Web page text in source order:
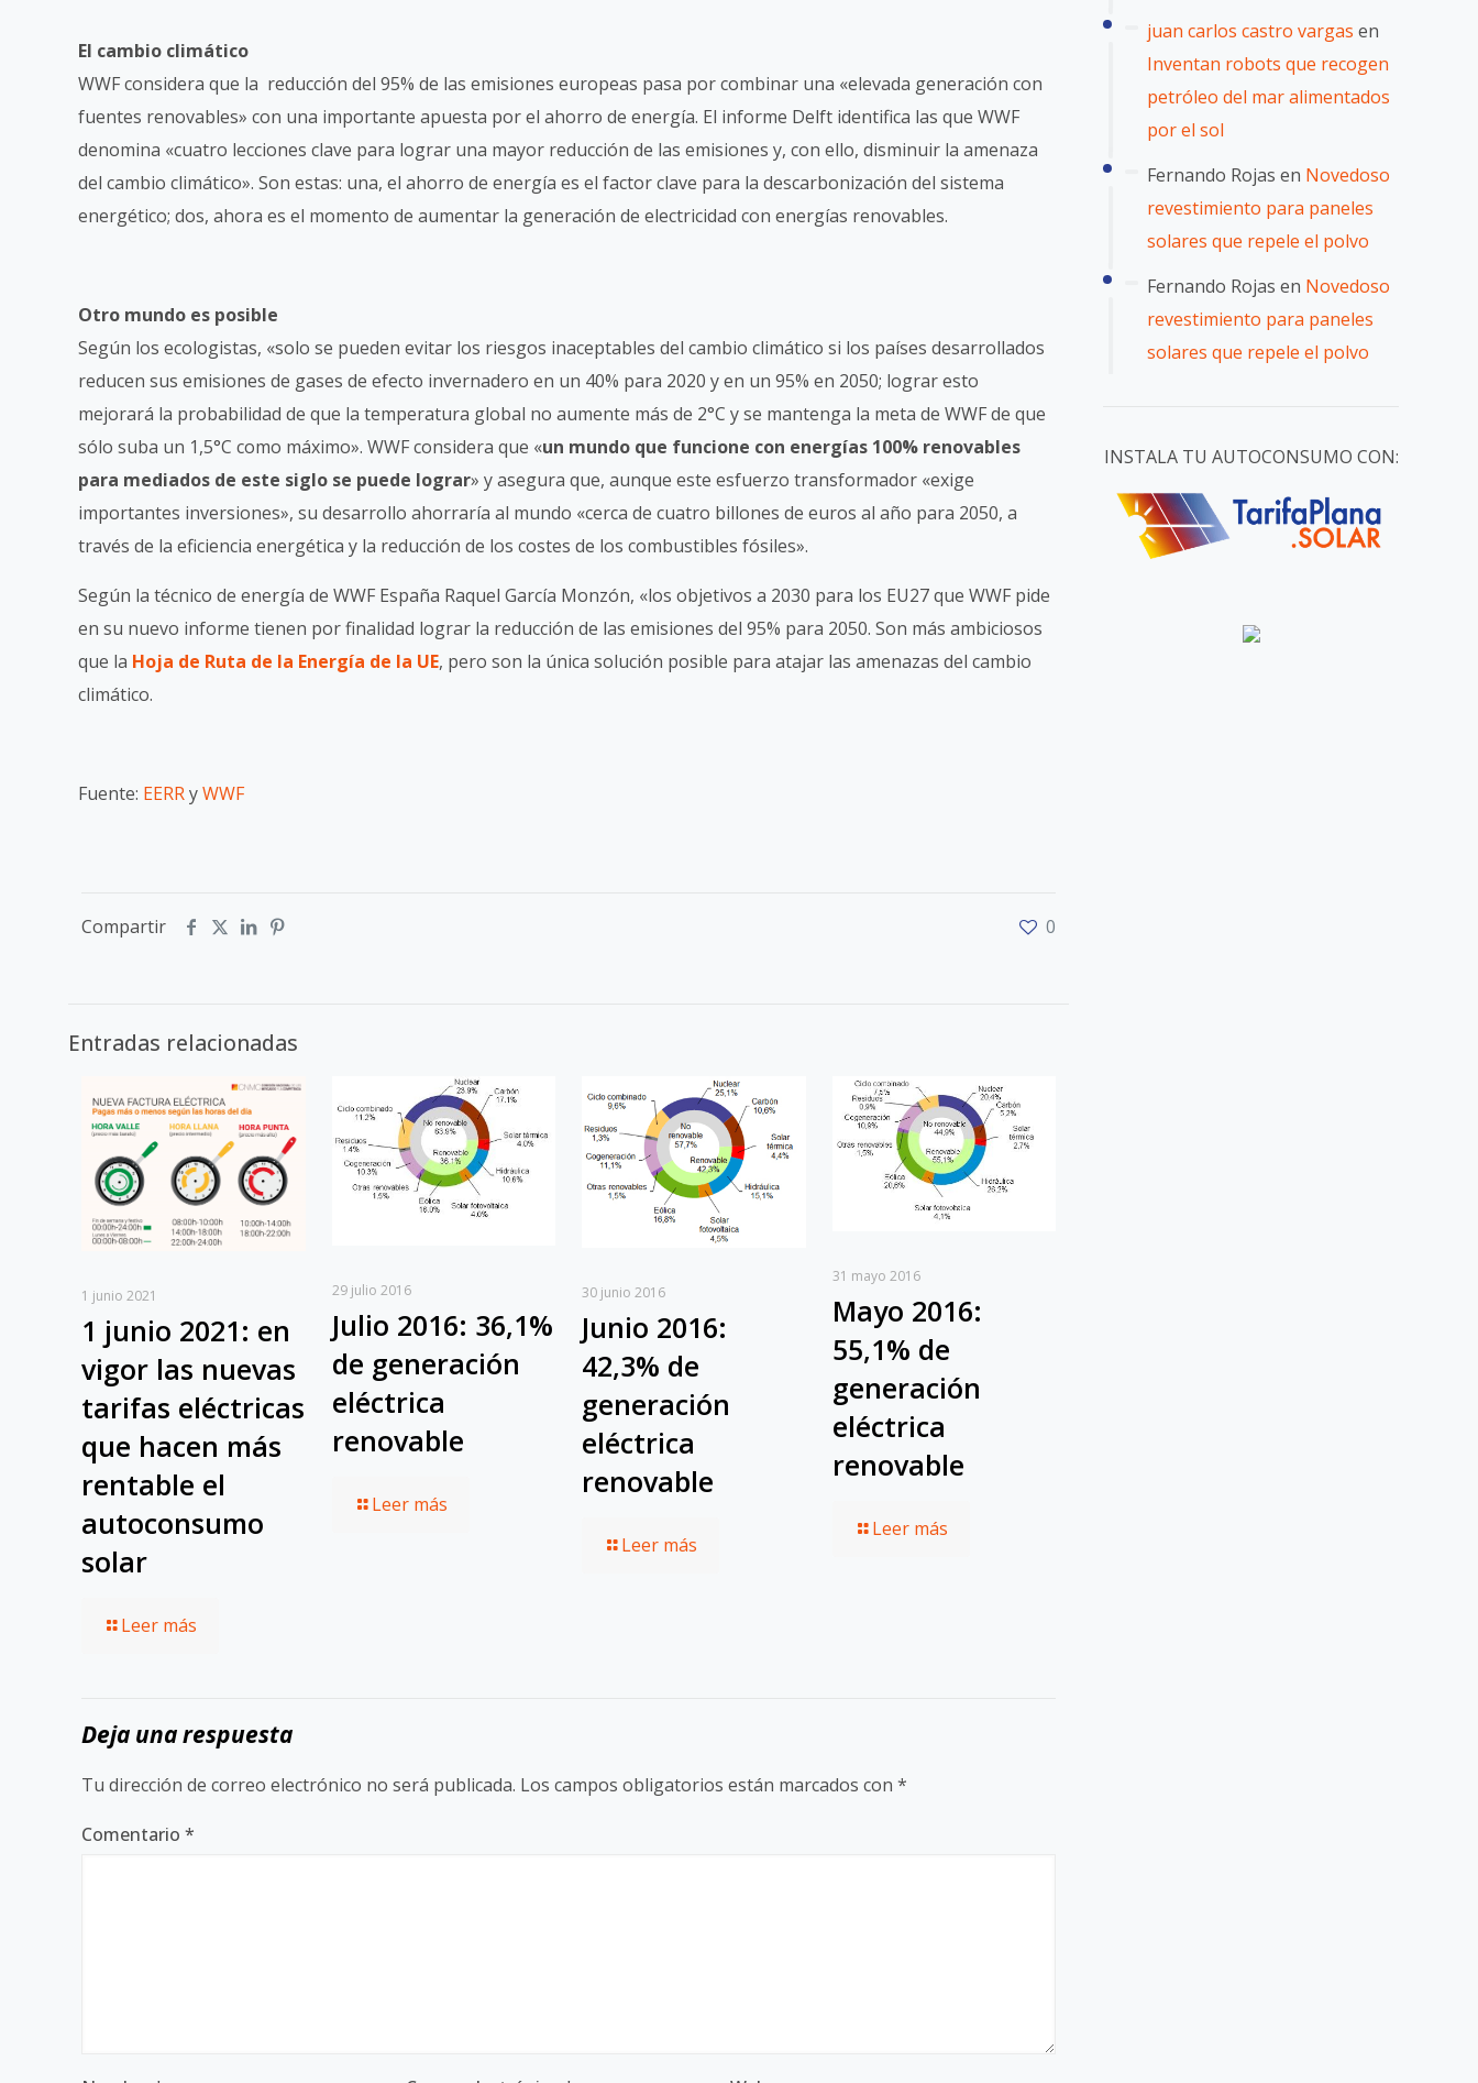
El cambio climático
WWF considera que la reducción del 95% de las emisiones europeas pasa por combinar una «elevada generación con
fuentes renovables» con una importante apuesta por el ahorro de energía. El informe Delft identifica las que WWF
denomina «cuatro lecciones clave para lograr una mayor reducción de las emisiones y, con ello, disminuir la amenaza
del cambio climático». Son estas: una, el ahorro de energía es el factor clave para la descarbonización del sistema
energético; dos, ahora es el momento de aumentar la generación de electricidad con energías renovables.
Otro mundo es posible
Según los ecologistas, «solo se pueden evitar los riesgos inaceptables del cambio climático si los países desarrollados
reducen sus emisiones de gases de efecto invernadero en un 40% para 2020 y en un 95% en 2050; lograr esto
mejorará la probabilidad de que la temperatura global no aumente más de 2°C y se mantenga la meta de WWF de que
sólo suba un 1,5°C como máximo». WWF considera que «un mundo que funcione con energías 100% renovables
para mediados de este siglo se puede lograr» y asegura que, aunque este esfuerzo transformador «exige
importantes inversiones», su desarrollo ahorraría al mundo «cerca de cuatro billones de euros al año para 2050, a
través de la eficiencia energética y la reducción de los costes de los combustibles fósiles».
Según la técnico de energía de WWF España Raquel García Monzón, «los objetivos a 2030 para los EU27 que WWF pide
en su nuevo informe tienen por finalidad lograr la reducción de las emisiones del 95% para 2050. Son más ambiciosos
que la Hoja de Ruta de la Energía de la UE, pero son la única solución posible para atajar las amenazas del cambio
climático.
Fuente: EERRyWWF
Compartir 0
Entradas relacionadas
1 junio 2021
1 junio 2021: en
vigor las nuevas
tarifas eléctricas
que hacen más
rentable el
autoconsumo
solar
Leer más
29 julio 2016
Julio 2016: 36,1%
de generación
eléctrica
renovable
Leer más
30 junio 2016
Junio 2016:
42,3% de
generación
eléctrica
renovable
Leer más
31 mayo 2016
Mayo 2016:
55,1% de
generación
eléctrica
renovable
Leer más
Deja una respuesta
Tu dirección de correo electrónico no será publicada. Los campos obligatorios están marcados con *
Comentario *
juan carlos castro vargas en
Inventan robots que recogen
petróleo del mar alimentados
por el sol
Fernando Rojas en Novedoso
revestimiento para paneles
solares que repele el polvo
Fernando Rojas en Novedoso
revestimiento para paneles
solares que repele el polvo
INSTALA TU AUTOCONSUMO CON: